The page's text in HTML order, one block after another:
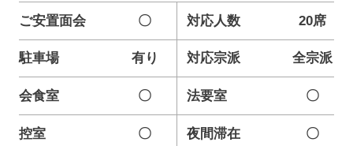
ご安置面会 〇 対応人数 20席
駐車場 有り 対応宗派 全宗派
会食室 〇 法要室 〇
控室 〇 夜間滞在 〇